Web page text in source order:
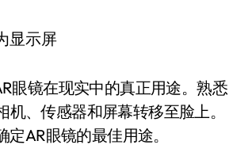
眼镜在现实中的真正用途。熟悉
、传感器和屏幕转移至脸上。
AR眼镜的最佳用途。